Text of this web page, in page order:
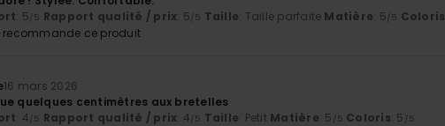
: 5/5 Rapport qualité / prix: 5/5 Taille: Taille parfaite Matière: 5/5 Coloris
recommande ce produit
16 mars 2026
quelques centimètres aux bretelles
: 4/5 Rapport qualité / prix: 4/5 Taille: Petit Matière: 5 /5 Coloris: 5 /5